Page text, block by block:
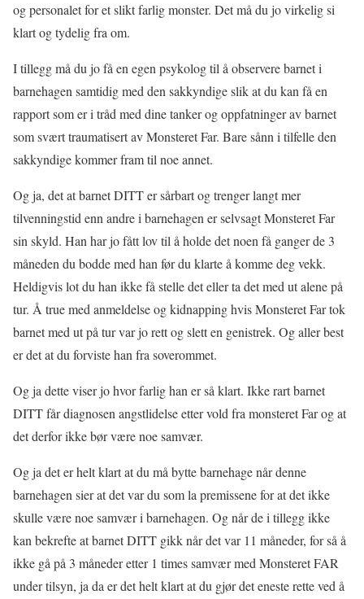
og personalet for et slikt farlig monster. Det må du jo virkelig si
klart og tydelig fra om.
I tillegg må du jo få en egen psykolog til å observere barnet i
barnehagen samtidig med den sakkyndige slik at du kan få en
rapport som er i tråd med dine tanker og oppfatninger av barnet
som svært traumatisert av Monsteret Far. Bare sånn i tilfelle den
sakkyndige kommer fram til noe annet.
Og ja, det at barnet DITT er sårbart og trenger langt mer
tilvenningstid enn andre i barnehagen er selvsagt Monsteret Far
sin skyld. Han har jo fått lov til å holde det noen få ganger de 3
måneden du bodde med han før du klarte å komme deg vekk.
Heldigvis lot du han ikke få stelle det eller ta det med ut alene på
tur. Å true med anmeldelse og kidnapping hvis Monsteret Far tok
barnet med ut på tur var jo rett og slett en genistrek. Og aller best
er det at du forviste han fra soverommet.
Og ja dette viser jo hvor farlig han er så klart. Ikke rart barnet
DITT får diagnosen angstlidelse etter vold fra monsteret Far og at
det derfor ikke bør være noe samvær.
Og ja det er helt klart at du må bytte barnehage når denne
barnehagen sier at det var du som la premissene for at det ikke
skulle være noe samvær i barnehagen. Og når de i tillegg ikke
kan bekrefte at barnet DITT gikk når det var 11 måneder, for så å
ikke gå på 3 måneder etter 1 times samvær med Monsteret FAR
under tilsyn, ja da er det helt klart at du gjør det eneste rette ved å